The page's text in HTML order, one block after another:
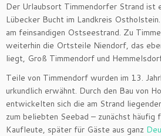
Der Urlaubsort Timmendorfer Strand ist
Lübecker Bucht im Landkreis
am feinsandigen Ostseestrand. Zu
weiterhin die Ortsteile Niendorf, das
liegt, Groß Timmendorf und
Teile von Timmendorf wurden im 13.
urkundlich erwähnt. Durch den Bau von
entwickelten sich die am Strand
zum beliebten Seebad – zunächst häufig
Kaufleute, später für Gäste aus ganz